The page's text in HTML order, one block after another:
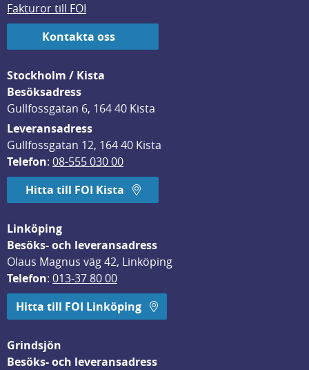
Fakturor till FOI
Kontakta oss
Stockholm / Kista
Besöksadress
Gullfossgatan 6, 164 40 Kista
Leveransadress
Gullfossgatan 12, 164 40 Kista
Telefon: 08-555 030 00
Hitta till FOI Kista
Linköping
Besöks- och leveransadress
Olaus Magnus väg 42, Linköping
Telefon: 013-37 80 00
Hitta till FOI Linköping
Grindsjön
Besöks- och leveransadress